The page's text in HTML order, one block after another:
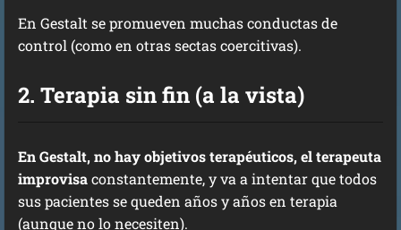
En Gestalt se promueven muchas conductas de
control (como en otras sectas coercitivas).
2. Terapia sin fin (a la vista)
En Gestalt, no hay objetivos terapéuticos, el terapeuta
improvisaconstantemente, y va a intentar que todos
sus pacientes se queden años y años en terapia
(aunque no lo necesiten).